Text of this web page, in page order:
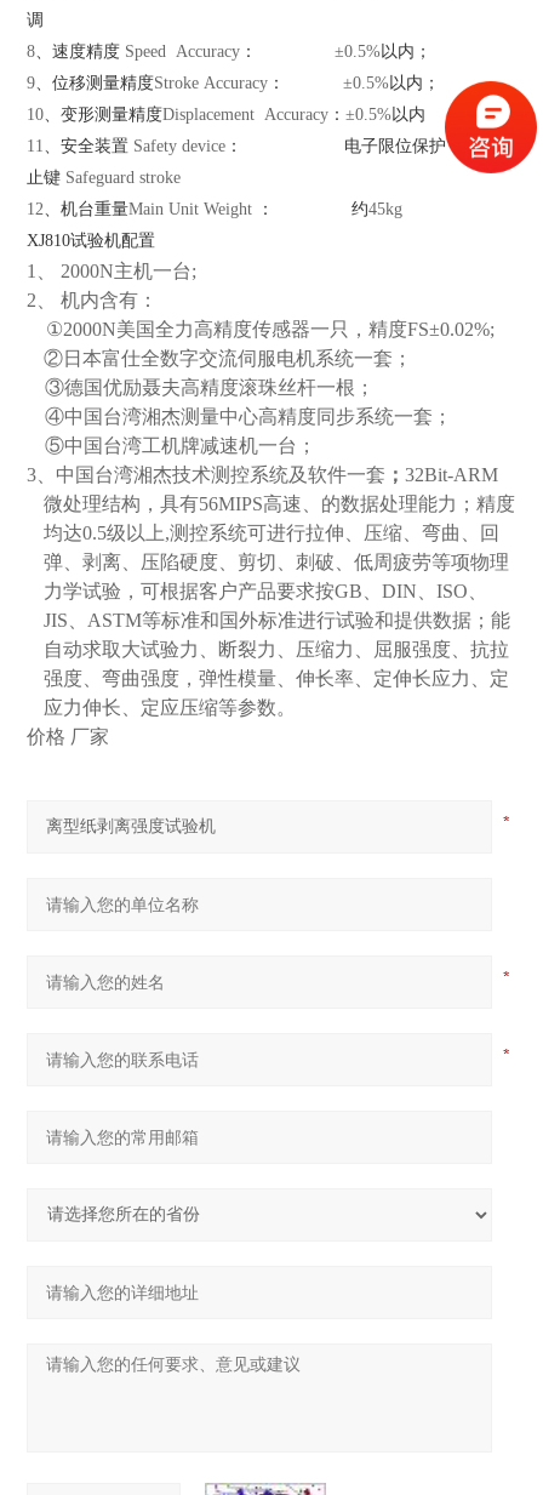
调
8、速度精度 Speed Accuracy ： ±0.5%以内；
9、位移测量精度Stroke Accuracy ： ±0.5%以内；
10、变形测量精度Displacement Accuracy ：±0.5%以内
11、安全装置 Safety device ：
电子限位保护，紧急停
止键 Safeguard stroke
12、机台重量Main Unit Weight ： 约45kg
XJ810试验机配置
1、 2000N主机一台;
2、
机内含有：
①2000N美国全力高精度传感器一只，精度FS±0.02%;
②日本富仕全数字交流伺服电机系统一套；
③德国优励聂夫高精度滚珠丝杆一根；
④中国台湾湘杰测量中心高精度同步系统一套；
⑤中国台湾工机牌减速机一台；
3 、中国台湾湘杰技术测控系统及软件一套 ；32Bit-ARM
微处理结构，具有56MIPS高速、的数据处理能力；精度
均达0.5级以上,测控系统可进行拉伸、压缩、弯曲、回
弹、剥离、压陷硬度、剪切、刺破、低周疲劳等项物理
力学试验，可根据客户产品要求按GB 、DIN 、ISO
JIS
ASTM等标准和国外标准进行试验和提供数据；能
自动求取大试验力、断裂力、压缩力、屈服强度、抗拉
强度、弯曲强度，弹性模量、伸长率、定伸长应力、定
应力伸长、定应压缩等参数。
价格 厂家